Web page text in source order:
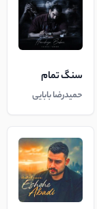
سنگ تمام
حمیدرضا بابایی